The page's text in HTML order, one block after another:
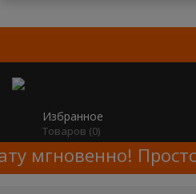
Избранное
Товаров (0)
мгновенно!